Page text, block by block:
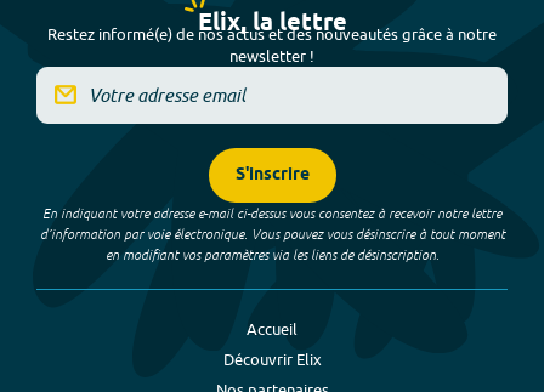
Elix, la lettre
Restez informé(e) de nos actus et des nouveautés grâce à notre
newsletter !
S'inscrire
En indiquant votre adresse e-mail ci-dessus vous consentez à recevoir notre lettre
d’information par voie électronique. Vous pouvez vous désinscrire à tout moment
en modifiant vos paramètres via les liens de désinscription.
Accueil
Découvrir Elix